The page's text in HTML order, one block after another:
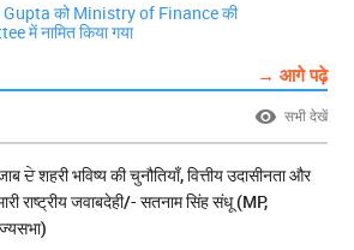
Gupta को Ministry of Finance की
में नामित किया गया
→ आगे पढ़े
सभी देखें
ਦੇ शहरी भविष्य की चुनौतियाँ, वित्तीय उदासीनता और
राष्ट्रीय जवाबदेही/- सतनाम सिंह संधू (MP,